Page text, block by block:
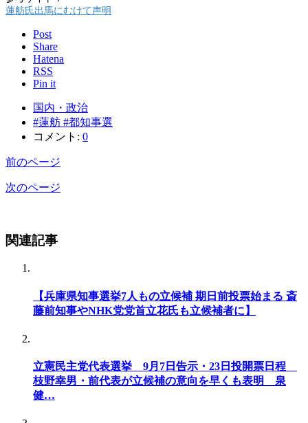
蓮舫氏出馬にむけて声明
Post
Share
Hatena
RSS
Pin it
国内・政治
#蓮舫 #都知事選
コメント: 0
前のページ
次のページ
関連記事
【兵庫県知事選挙7人もの立候補 期日前投票始まる 斎
藤前知事やNHK党党首立花氏も立候補者に】
立憲民主党代表選挙 9月7日告示・23日投開票日程
枝野幸男・前代表が立候補の意向を早くも表明 泉
健…